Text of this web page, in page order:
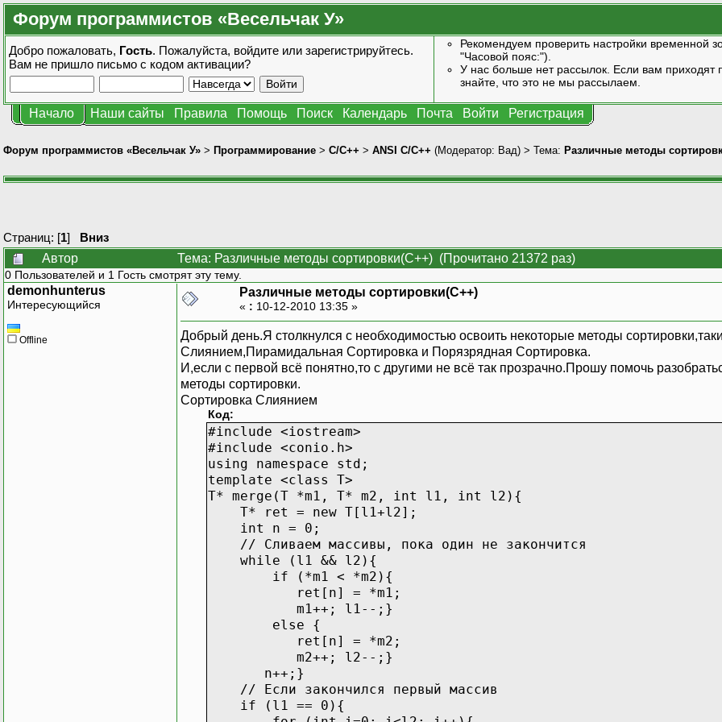
Форум программистов «Весельчак У»
Добро пожаловать, Гость. Пожалуйста, войдите или зарегистрируйтесь.
Вам не пришло письмо с кодом активации?
Рекомендуем проверить настройки
"Часовой пояс:").
У нас больше нет рассылок. Если вам
знайте, что это не мы рассылаем.
Начало Наши сайты Правила Помощь Поиск Календарь Почта Войти Регистрация
Форум программистов «Весельчак У» > Программирование > C/C++ > ANSI С/С++ (Модератор: Вад) > Тема: Различные методы
Страниц: [1] Вниз
Автор
Тема: Различные методы сортировки(С++) (Прочитано 21372 раз)
0 Пользователей и 1 Гость смотрят эту тему.
demonhunterus
Интересующийся
Offline
Различные методы сортировки(С++)
« : 10-12-2010 13:35 »
Добрый день.Я столкнулся с необходимостью освоить некоторые методы
Слиянием,Пирамидальная Сортировка и Порязрядная Сортировка.
И,если с первой всё понятно,то с другими не всё так прозрачно.Прошу помочь
методы сортировки.
Сортировка Слиянием
Код:
#include <iostream>
#include <conio.h>
using namespace std;
template <class T>
T* merge(T *m1, T* m2, int l1, int l2){
T* ret = new T[l1+l2];
int n = 0;
// Сливаем массивы, пока один не закончится
while (l1 && l2){
if (*m1 < *m2){
ret[n] = *m1;
m1++; l1--;}
else {
ret[n] = *m2;
m2++; l2--;}
n++;}
// Если закончился первый массив
if (l1 == 0){